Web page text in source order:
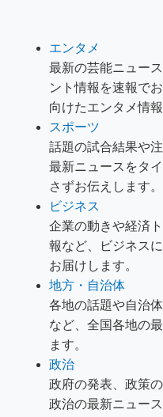
エンタメ
最新の芸能ニュー
ント情報を速報で
向けたエンタメ情
スポーツ
話題の試合結果や
最新ニュースをタ
さずお伝えします。
ビジネス
企業の動きや経済
報など、ビジネス
お届けします。
地方・自治体
各地の話題や自治
など、全国各地の
ます。
政治
政府の発表、政策
政治の最新ニュー